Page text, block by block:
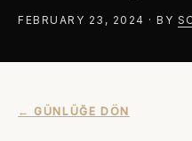
FEBRUARY 23, 2024 · BY
← GÜNLÜĞE DÖN